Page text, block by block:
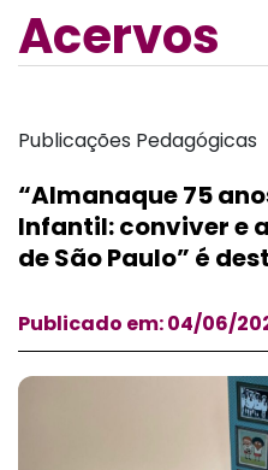
Acervos
Publicações Pedagógicas
“Almanaque 75
Infantil: conviver e
de São Paulo” é
Publicado em: 04/06/